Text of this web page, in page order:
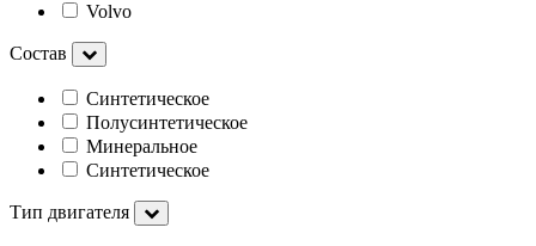
Volvo
Состав
Синтетическое
Полусинтетическое
Минеральное
Cинтетическое
Тип двигателя